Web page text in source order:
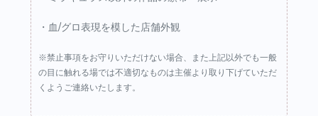
・血/グロ表現を模した店舗外観
※禁止事項をお守りいただけない場合、また上記以外でも一般
の目に触れる場では不適切なものは主催より取り下げていただ
くようご連絡いたします。